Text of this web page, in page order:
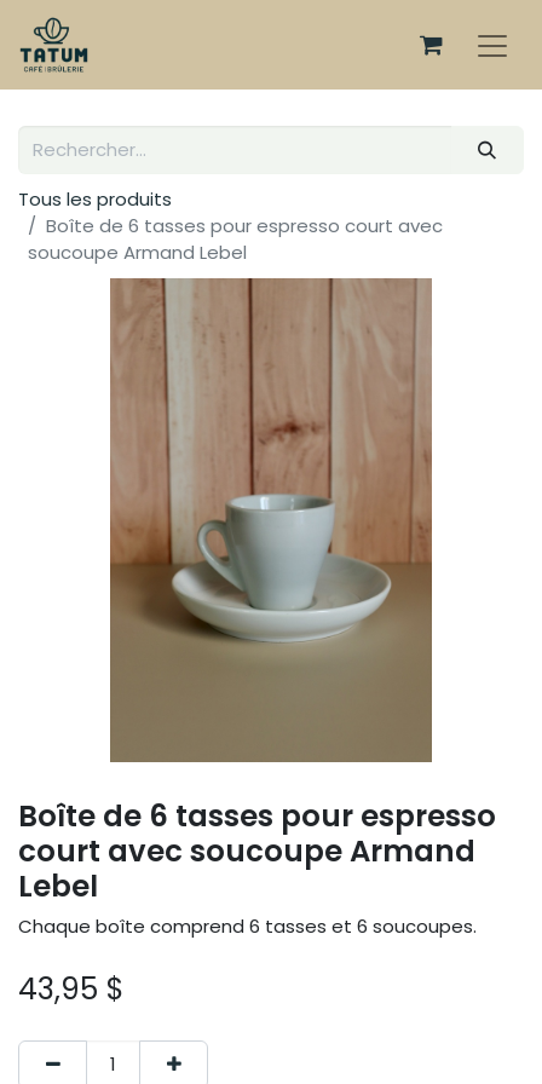
Tous les produits
Boîte de 6 tasses pour espresso court avec
soucoupe Armand Lebel
Boîte de 6 tasses pour espresso
court avec soucoupe Armand
Lebel
Chaque boîte comprend 6 tasses et 6 soucoupes.
43,95 $